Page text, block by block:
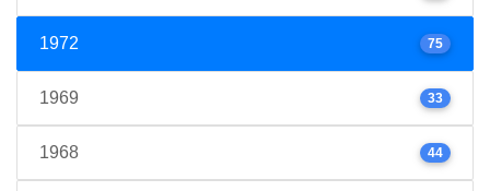
1972 75
1969 33
1968 44